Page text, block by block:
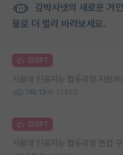
김박사넷의 새로운 거
물로 더 멀리 바라보세요.
김GPT
서울대 인공지능 협동과정 지원하
1 13 13493
김GPT
서울대 인공지능 협동과정 면접